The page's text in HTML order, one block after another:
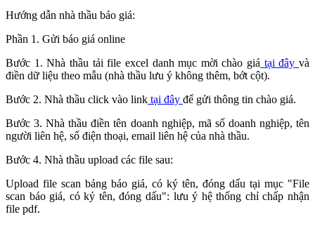
Hướng dẫn nhà thầu báo giá:
Phần 1. Gửi báo giá online
Bước 1. Nhà thầu tải file excel danh mục mời chào giá tại đây và
điền dữ liệu theo mẫu (nhà thầu lưu ý không thêm, bớt cột).
Bước 2. Nhà thầu click vào link tại đây để gửi thông tin chào giá.
Bước 3. Nhà thầu điền tên doanh nghiệp, mã số doanh nghiệp, tên
người liên hệ, số điện thoại, email liên hệ của nhà thầu.
Bước 4. Nhà thầu upload các file sau:
Upload file scan bảng báo giá, có ký tên, đóng dấu tại mục "File
scan báo giá, có ký tên, đóng dấu": lưu ý hệ thống chỉ chấp nhận
file pdf.